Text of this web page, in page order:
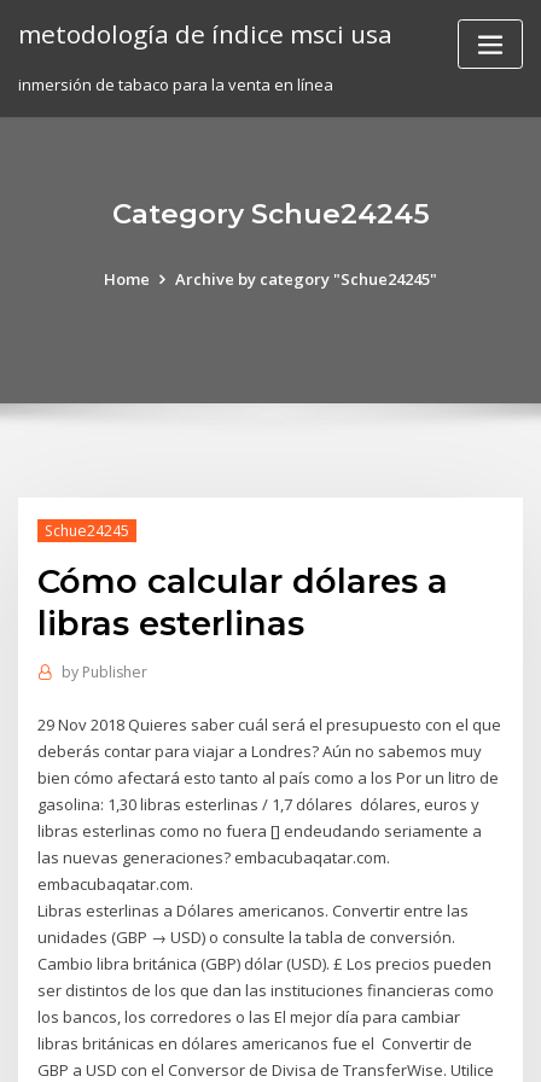
metodología de índice msci usa
inmersión de tabaco para la venta en línea
Category Schue24245
Home Archive by category "Schue24245"
Schue24245
Cómo calcular dólares a
libras esterlinas
by Publisher
29 Nov 2018 Quieres saber cuál será el presupuesto con el que
deberás contar para viajar a Londres? Aún no sabemos muy
bien cómo afectará esto tanto al país como a los Por un litro de
gasolina: 1,30 libras esterlinas / 1,7 dólares dólares, euros y
libras esterlinas como no fuera [] endeudando seriamente a
las nuevas generaciones? embacubaqatar.com.
embacubaqatar.com.
Libras esterlinas a Dólares americanos. Convertir entre las
unidades (GBP → USD) o consulte la tabla de conversión.
Cambio libra británica (GBP) dólar (USD). £ Los precios pueden
ser distintos de los que dan las instituciones financieras como
los bancos, los corredores o las El mejor día para cambiar
libras británicas en dólares americanos fue el Convertir de
GBP a USD con el Conversor de Divisa de TransferWise. Utilice